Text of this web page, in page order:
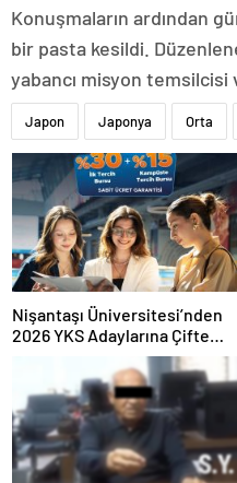
Konuşmaların ardından
bir pasta kesildi.
yabancı misyon temsilcisi
Japon Japonya Orta
Nişantaşı Üniversitesi’nden
2026 YKS Adaylarına Çifte
Güvence: Sabit Ücret ve
Kesintisiz Burs